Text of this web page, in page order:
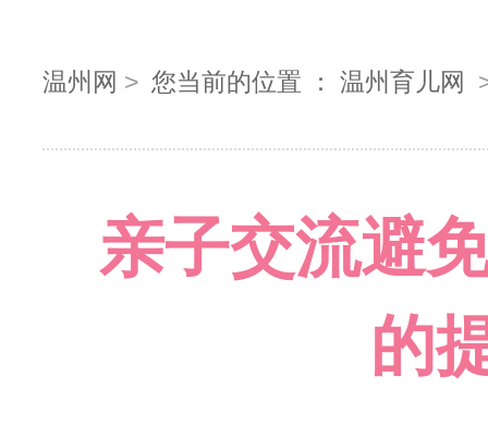
温州网 > 您当前的位置 ： 温州育儿网
亲子交流避
的